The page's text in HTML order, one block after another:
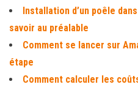
Installation d’un poêle
savoir au préalable
Comment se lancer sur
étape
Comment calculer les